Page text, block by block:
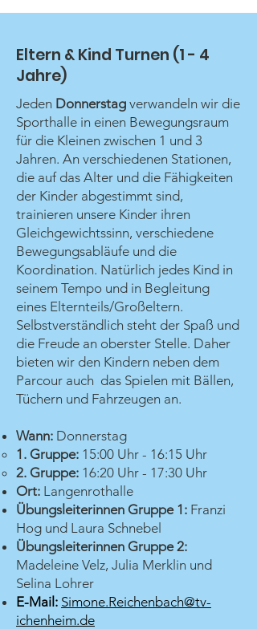
Eltern & Kind Turnen (1 - 4
Jahre)
Jeden Donnerstag verwandeln wir die
Sporthalle in einen Bewegungsraum
für die Kleinen zwischen 1 und 3
Jahren. An verschiedenen Stationen,
die auf das Alter und die Fähigkeiten
der Kinder abgestimmt sind,
trainieren unsere Kinder ihren
Gleichgewichtssinn, verschiedene
Bewegungsabläufe und die
Koordination. Natürlich jedes Kind in
seinem Tempo und in Begleitung
eines Elternteils/Großeltern.
Selbstverständlich steht der Spaß und
die Freude an oberster Stelle. Daher
bieten wir den Kindern neben dem
Parcour auch das Spielen mit Bällen,
Tüchern und Fahrzeugen an.
Wann: Donnerstag
1. Gruppe: 15:00 Uhr - 16:15 Uhr
2. Gruppe: 16:20 Uhr - 17:30 Uhr
Ort: Langenrothalle
Übungsleiterinnen Gruppe 1: Franzi
Hog und Laura Schnebel
Übungsleiterinnen Gruppe 2:
Madeleine Velz, Julia Merklin und
Selina Lohrer
E-Mail: Simone.Reichenbach@tv-
ichenheim.de